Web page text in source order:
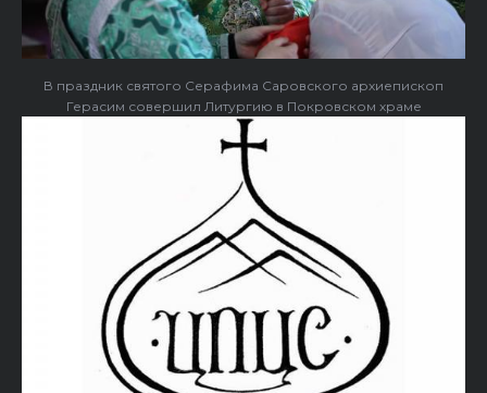
В праздник святого Серафима Саровского архиепископ
Герасим совершил Литургию в Покровском храме